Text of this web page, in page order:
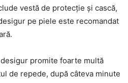
vestă de protecție și cască,
pe piele este recomandat
promite foarte multă
de repede, după câteva minute